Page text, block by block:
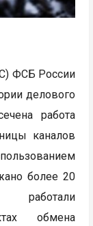
ФСБ России
делового
работа
каналов
более 20
обмена